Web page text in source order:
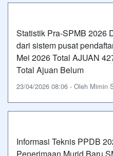
Statistik Pra-SPMB 2026
dari sistem pusat
Mei 2026 Total AJUAN
Total Ajuan Belum
23/04/2026 08:06 - Oleh Mimin
Informasi Teknis PPDB